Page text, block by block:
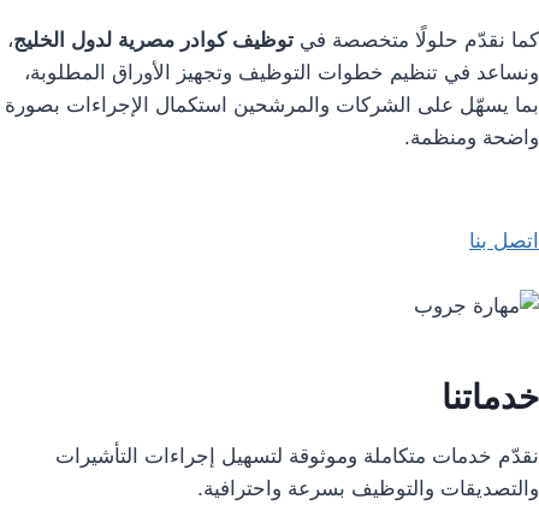
كما نقدّم حلولًا متخصصة في توظيف كوادر مصرية لدول الخليج،
ونساعد في تنظيم خطوات التوظيف وتجهيز الأوراق المطلوبة،
بما يسهّل على الشركات والمرشحين استكمال الإجراءات بصورة
واضحة ومنظمة.
اتصل بنا
خدماتنا
نقدّم خدمات متكاملة وموثوقة لتسهيل إجراءات التأشيرات
والتصديقات والتوظيف بسرعة واحترافية.